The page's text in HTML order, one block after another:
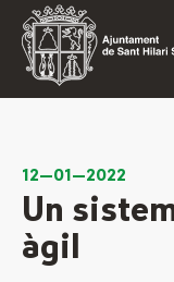
12—01—2022
Un
àgil